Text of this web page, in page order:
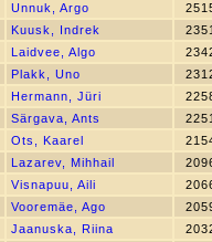
Unnuk, Argo
Kuusk, Indrek
Laidvee, Algo
Plakk, Uno
Hermann, Jüri
Särgava, Ants
Ots, Kaarel
Lazarev, Mihhail
Visnapuu, Aili
Vooremäe, Ago
Jaanuska, Riina